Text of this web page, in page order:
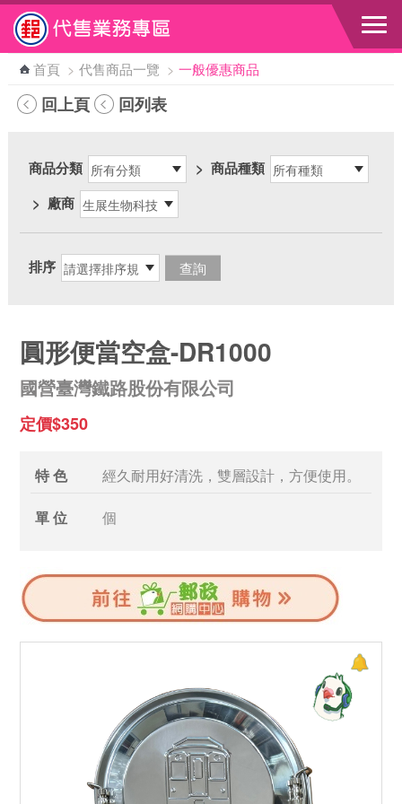
跳到主要內容區塊
首頁 > 代售商品一覽 > 一般優惠商品
回上頁 回列表
商品分類 > 商品種類
> 廠商
排序
圓形便當空盒-DR1000
國營臺灣鐵路股份有限公司
定價$350
特 色 經久耐用好清洗，雙層設計，方便使用。
單 位 個